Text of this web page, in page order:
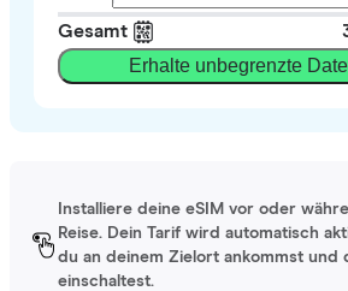
Gesamt
Erhalte unbegrenzte
Installiere deine eSIM vor oder
Reise. Dein Tarif wird automatisch
du an deinem Zielort ankommst und
einschaltest.